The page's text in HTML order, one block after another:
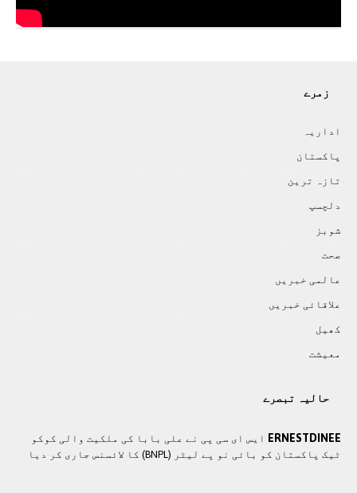
زمرے
اداريہ
پاکستان
تازہ ترين
دلچسپ
شوبز
صحت
عالمی خبريں
علاقائی خبريں
کھيل
معيشت
حالیہ تبصرے
ERNESTDINEE ایس ای سی پی نے علی بابا کی ملکیت والی کوکو
ٹیک پاکستان کو بائی نو پے لیٹر (BNPL) کا لائسنس جاری کر دیا